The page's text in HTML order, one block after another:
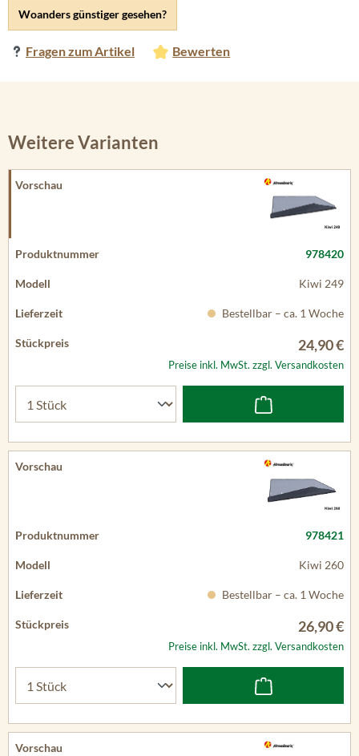
Woanders günstiger gesehen?
Fragen zum Artikel Bewerten
Weitere Varianten
978420
Kiwi 249
Bestellbar – ca. 1 Woche
24,90 €
Preise inkl. MwSt. zzgl. Versandkosten
978421
Kiwi 260
Bestellbar – ca. 1 Woche
26,90 €
Preise inkl. MwSt. zzgl. Versandkosten